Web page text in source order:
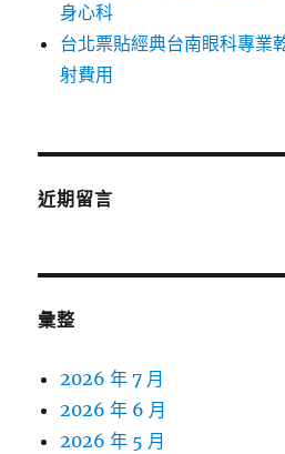
身心科
台北票貼經典台南眼科專業
射費用
近期留言
彙整
2026 年 7 月
2026 年 6 月
2026 年 5 月